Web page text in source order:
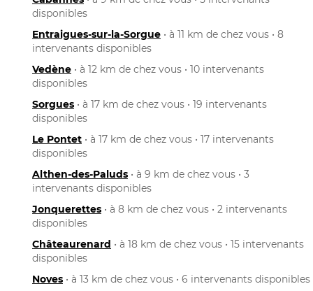
disponibles
Entraigues-sur-la-Sorgue • à 11 km de chez vous • 8
intervenants disponibles
Vedène • à 12 km de chez vous • 10 intervenants
disponibles
Sorgues • à 17 km de chez vous • 19 intervenants
disponibles
Le Pontet • à 17 km de chez vous • 17 intervenants
disponibles
Althen-des-Paluds • à 9 km de chez vous • 3
intervenants disponibles
Jonquerettes • à 8 km de chez vous • 2 intervenants
disponibles
Châteaurenard • à 18 km de chez vous • 15 intervenants
disponibles
Noves • à 13 km de chez vous • 6 intervenants disponibles